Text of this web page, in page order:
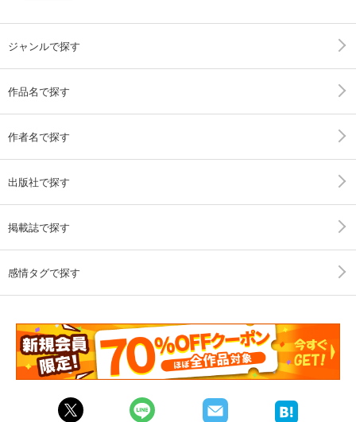
ジャンルで探す
作品名で探す
作者名で探す
出版社で探す
掲載誌で探す
感情タグで探す